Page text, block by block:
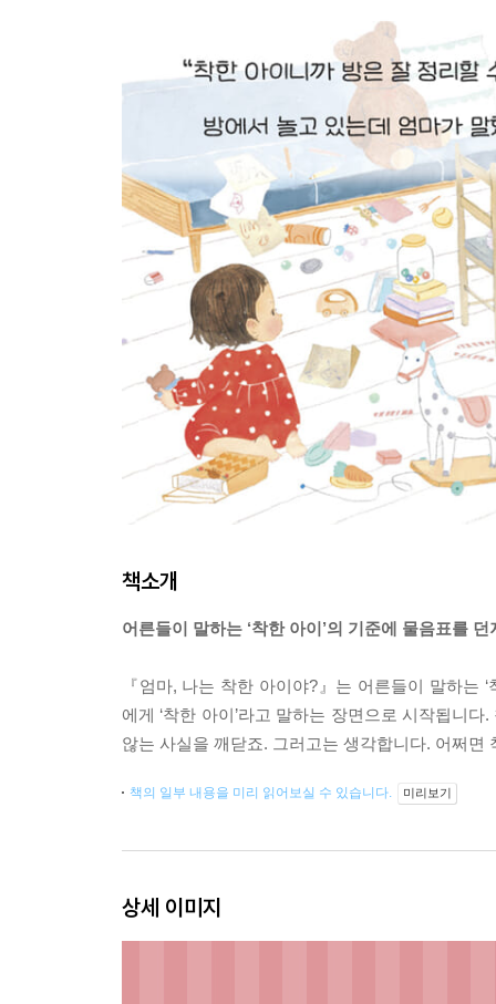
책소개
어른들이 말하는 ‘착한 아이’의 기준에 물음표를
『엄마, 나는 착한 아이야?』는 어른들이 말하는
에게 ‘착한 아이’라고 말하는 장면으로 시작됩니
않는 사실을 깨닫죠. 그러고는 생각합니다. 어쩌
책의 일부 내용을 미리 읽어보실 수 있습니다. 미리보기
상세 이미지